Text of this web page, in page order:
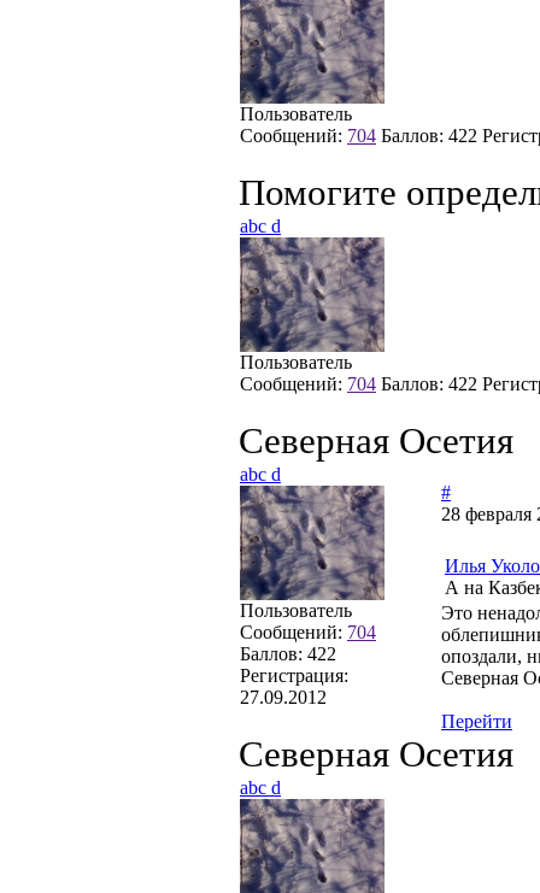
Пользователь
Сообщений: 704 Баллов: 422
Помогите
abc d
Пользователь
Сообщений: 704 Баллов: 422
Северная Осетия
abc d
Пользователь
Сообщений: 704
Баллов: 422
Регистрация:
27.09.2012
#
28 февраля
Илья
А на
Это
опоздали,
Северная
Перейти
Северная Осетия
abc d